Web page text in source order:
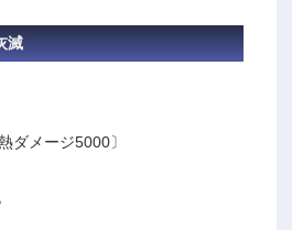
滅
ダメージ5000〕